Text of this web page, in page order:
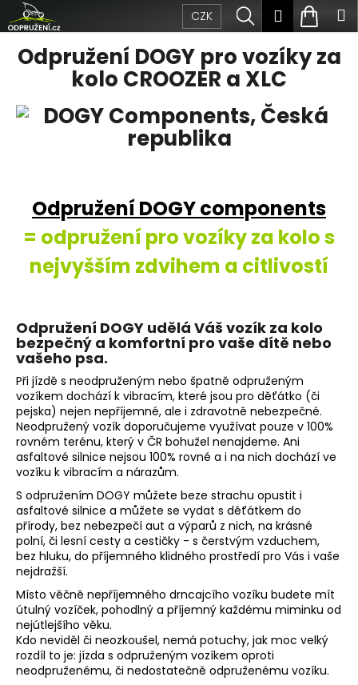
Přejít
na
obsah
CZK Hledat
Odpružení DOGY pro vozíky za
kolo CROOZER a XLC
Odpružení DOGY components
= odpružení pro vozíky za kolo s
nejvyšším zdvihem a citlivostí
Odpružení DOGY udělá Váš vozík za kolo
bezpečný a komfortní pro vaše dítě nebo
vašeho psa.
Při jízdě s neodpruženým nebo špatně odpruženým
vozíkem dochází k vibracím, které jsou pro děťátko (či
pejska) nejen nepříjemné, ale i zdravotně nebezpečné.
Neodpružený vozík doporučujeme využívat pouze v 100%
rovném terénu, který v ČR bohužel nenajdeme. Ani
asfaltové silnice nejsou 100% rovné a i na nich dochází ve
vozíku k vibracím a nárazům.
S odpružením DOGY můžete beze strachu opustit i
asfaltové silnice a můžete se vydat s děťátkem do
přírody, bez nebezpečí aut a výparů z nich, na krásné
polní, či lesní cesty a cestičky - s čerstvým vzduchem,
bez hluku, do příjemného klidného prostředí pro Vás i vaše
nejdražší.
Místo věčně nepříjemného drncajcího vozíku budete mít
útulný vozíček, pohodlný a příjemný každému miminku od
nejútlejšího věku.
Kdo neviděl či neozkoušel, nemá potuchy, jak moc velký
rozdíl to je: jízda s odpruženým vozíkem oproti
neodpruženému, či nedostatečně odpruženému vozíku.
o
o
u
j
e
t
e
n
a
j
í
t
?